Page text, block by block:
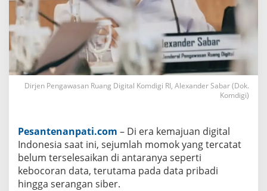
a
r
a
k
n
y
a
K
e
b
a
D
a
t
a
d
Dirjen Pengawasan Ruang Digital Komdigi RI, Alexander Sabar (Dok.
Komdigi)
Pesantenanpati.com – Di era kemajuan digital
Indonesia saat ini, sejumlah momok yang tercatat
belum terselesaikan di antaranya seperti
kebocoran data, terutama pada data pribadi
hingga serangan siber.